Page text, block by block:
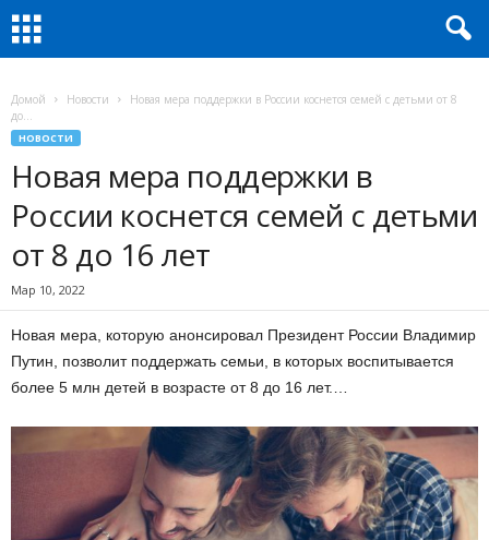
Домой Новости
Новая мера поддержки в России коснется семей с детьми от 8
до...
НОВОСТИ
Новая мера поддержки в
России коснется семей с детьми
от 8 до 16 лет
Мар 10, 2022
Новая мера, которую анонсировал Президент России Владимир
Путин, позволит поддержать семьи, в которых воспитывается
более 5 млн детей в возрасте от 8 до 16 лет.…